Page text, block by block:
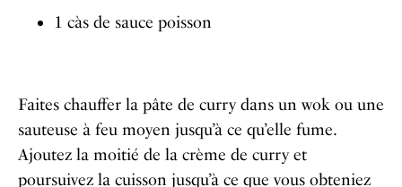
1 càs de sauce poisson
Faites chauffer la pâte de curry dans un wok ou une
sauteuse à feu moyen jusqu’à ce qu’elle fume.
Ajoutez la moitié de la crème de curry et
poursuivez la cuisson jusqu’à ce que vous obteniez